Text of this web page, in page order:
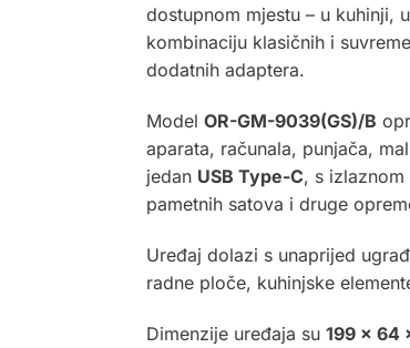
dostupnom mjestu – u kuhinji,
kombinaciju klasičnih i
dodatnih adaptera.
Model OR-GM-9039(GS)/B
aparata, računala, punjača,
jedan USB Type-C, s izlaznom
pametnih satova i druge
Uređaj dolazi s unaprijed
radne ploče, kuhinjske
Dimenzije uređaja su 199 × 64